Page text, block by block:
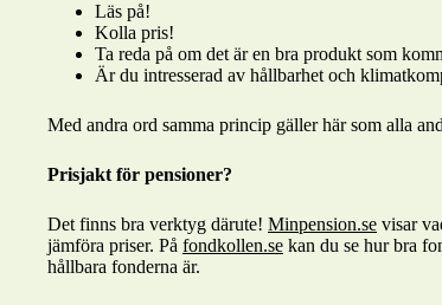
Läs på!
Kolla pris!
Ta reda på om det är en bra produkt som
Är du intresserad av hållbarhet och
Med andra ord samma princip gäller här som alla
Prisjakt för pensioner?
Det finns bra verktyg därute! Minpension.se visar
jämföra priser. På fondkollen.se kan du se hur bra
hållbara fonderna är.